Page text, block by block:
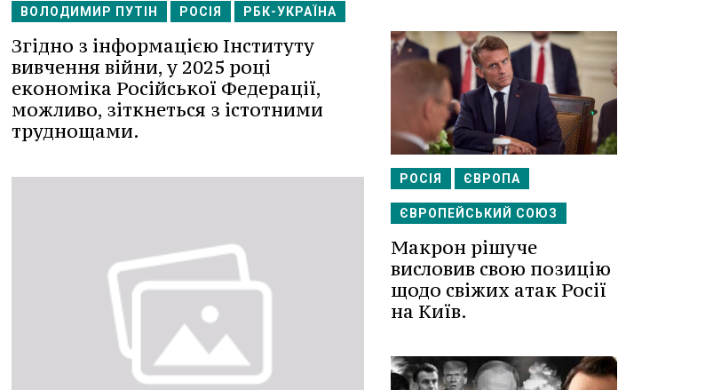
ВОЛОДИМИР ПУТІН РОСІЯ РБК-УКРАЇНА
Згідно з інформацією Інституту
вивчення війни, у 2025 році
економіка Російської Федерації,
можливо, зіткнеться з істотними
труднощами.
РОСІЯ ЄВРОПА
ЄВРОПЕЙСЬКИЙ СОЮЗ
Макрон рішуче
висловив свою позицію
щодо свіжих атак Росії
на Київ.